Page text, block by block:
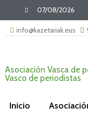
07/08/2026
info@kazetariak.eus
Asociación Vasca de
Vasco de periodistas
Inicio